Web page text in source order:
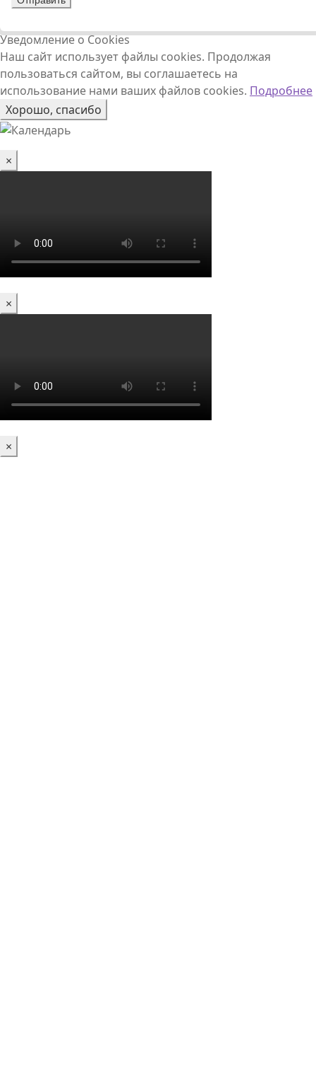
Уведомление о Cookies
Наш сайт использует файлы cookies. Продолжая
пользоваться сайтом, вы соглашаетесь на
использование нами ваших файлов cookies. Подробнее
Хорошо, спасибо
×
×
×